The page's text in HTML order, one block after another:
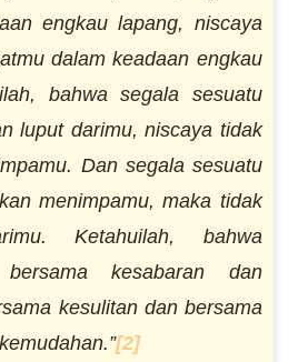
engkau lapang, niscaya
dalam keadaan engkau
bahwa segala sesuatu
luput darimu, niscaya tidak
Dan segala sesuatu
menimpamu, maka tidak
Ketahuilah, bahwa
kesabaran dan
kesulitan dan bersama
[2]